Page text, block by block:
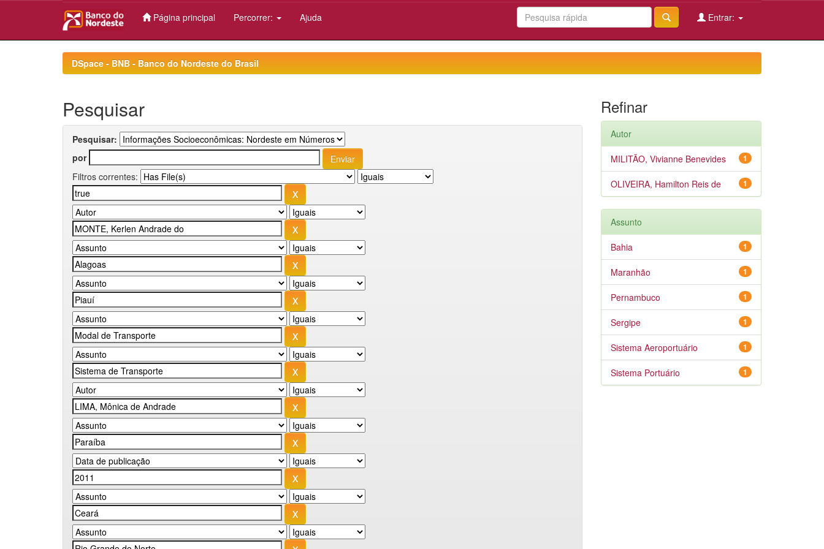
Página principal Percorrer: Ajuda Entrar:
DSpace - BNB - Banco do Nordeste do Brasil
Pesquisar
Pesquisar:
por
Filtros correntes:
Refinar
Autor
1
MILITÃO, Vivianne Benevides
1
OLIVEIRA, Hamilton Reis de
Assunto
1
Bahia
1
Maranhão
1
Pernambuco
1
Sergipe
1
Sistema Aeroportuário
1
Sistema Portuário